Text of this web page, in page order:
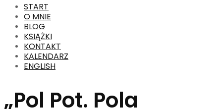
START
O MNIE
BLOG
KSIĄŻKI
KONTAKT
KALENDARZ
ENGLISH
„Pol Pot. Pola